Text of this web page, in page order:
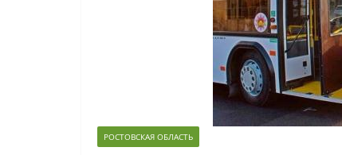
РОСТОВСКАЯ ОБЛАСТЬ